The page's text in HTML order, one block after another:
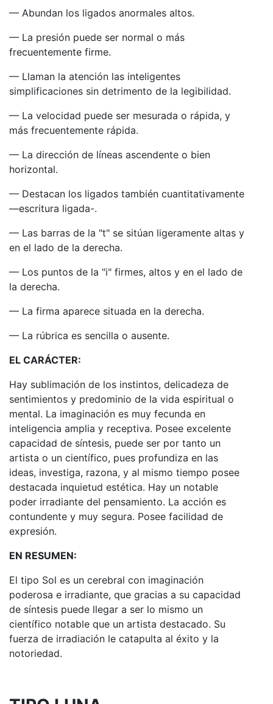
— Abundan los ligados anormales altos.
— La presión puede ser normal o más
frecuentemente firme.
— Llaman la atención las inteligentes
simplificaciones sin detrimento de la legibilidad.
— La velocidad puede ser mesurada o rápida, y
más frecuentemente rápida.
— La dirección de líneas ascendente o bien
horizontal.
— Destacan los ligados también cuantitativamente
—escritura ligada-.
— Las barras de la "t" se sitúan ligeramente altas y
en el lado de la derecha.
— Los puntos de la "i" firmes, altos y en el lado de
la derecha.
— La firma aparece situada en la derecha.
— La rúbrica es sencilla o ausente.
EL CARÁCTER:
Hay sublimación de los instintos, delicadeza de
sentimientos y predominio de la vida espiritual o
mental. La imaginación es muy fecunda en
inteligencia amplia y receptiva. Posee excelente
capacidad de síntesis, puede ser por tanto un
artista o un científico, pues profundiza en las
ideas, investiga, razona, y al mismo tiempo posee
destacada inquietud estética. Hay un notable
poder irradiante del pensamiento. La acción es
contundente y muy segura. Posee facilidad de
expresión.
EN RESUMEN:
El tipo Sol es un cerebral con imaginación
poderosa e irradiante, que gracias a su capacidad
de síntesis puede llegar a ser lo mismo un
científico notable que un artista destacado. Su
fuerza de irradiación le catapulta al éxito y la
notoriedad.